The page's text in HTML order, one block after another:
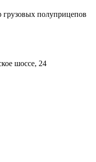
полуприцепов
шоссе, 24